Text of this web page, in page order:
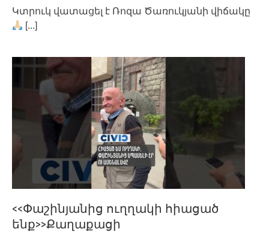
Կտրուկ վատացել է Ռոզա Ծառուկյանի վիճակը
[...]
<<Փաշինյանից ուղղակի հիացած
ենք>>Քաղաքացի